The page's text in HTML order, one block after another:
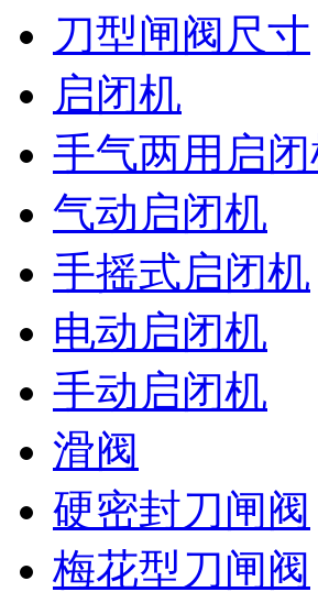
刀型闸阀尺寸
启闭机
手气两用启
气动启闭机
手摇式启闭机
电动启闭机
手动启闭机
滑阀
硬密封刀闸阀
梅花型刀闸阀